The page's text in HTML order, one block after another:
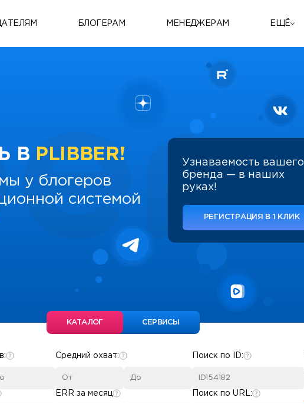
БЛОГЕРАМ МЕНЕДЖЕРАМ ЕЩЁ
В PLIBBER!
у блогеров
системой
Узнаваемость вашего
бренда — в наших
руках!
РЕГИСТРАЦИЯ В 1 КЛИК
КАТАЛОГ СЕРВИСЫ
Средний охват:
ERR за месяц
Поиск по ID:
Поиск по URL: